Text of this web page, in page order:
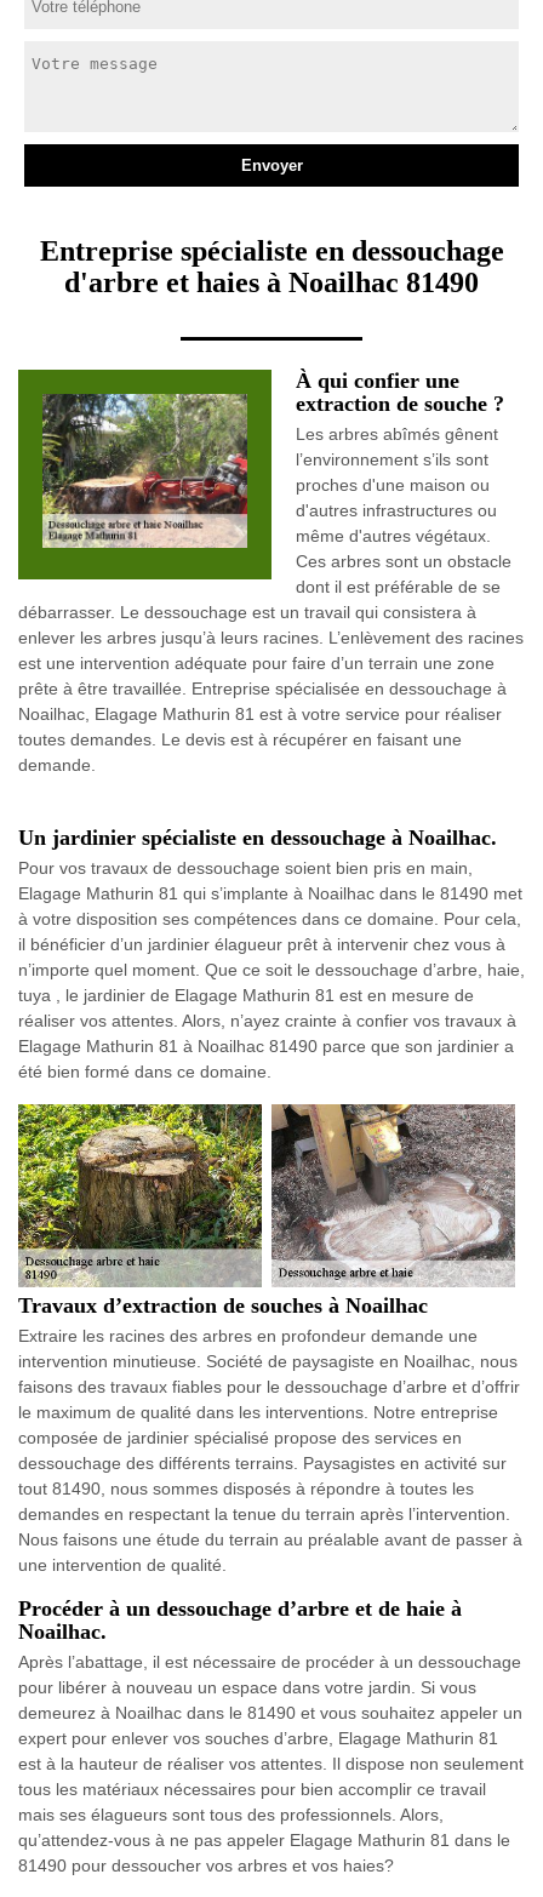
Entreprise spécialiste en dessouchage
d'arbre et haies à Noailhac 81490
À qui confier une
extraction de souche ?
Les arbres abîmés gênent
l’environnement s’ils sont
proches d'une maison ou
d'autres infrastructures ou
même d'autres végétaux.
Ces arbres sont un obstacle
dont il est préférable de se
débarrasser. Le dessouchage est un travail qui consistera à
enlever les arbres jusqu’à leurs racines. L’enlèvement des racines
est une intervention adéquate pour faire d’un terrain une zone
prête à être travaillée. Entreprise spécialisée en dessouchage à
Noailhac, Elagage Mathurin 81 est à votre service pour réaliser
toutes demandes. Le devis est à récupérer en faisant une
demande.
Un jardinier spécialiste en dessouchage à Noailhac.
Pour vos travaux de dessouchage soient bien pris en main,
Elagage Mathurin 81 qui s’implante à Noailhac dans le 81490 met
à votre disposition ses compétences dans ce domaine. Pour cela,
il bénéficier d’un jardinier élagueur prêt à intervenir chez vous à
n’importe quel moment. Que ce soit le dessouchage d’arbre, haie,
tuya , le jardinier de Elagage Mathurin 81 est en mesure de
réaliser vos attentes. Alors, n’ayez crainte à confier vos travaux à
Elagage Mathurin 81 à Noailhac 81490 parce que son jardinier a
été bien formé dans ce domaine.
Travaux d’extraction de souches à Noailhac
Extraire les racines des arbres en profondeur demande une
intervention minutieuse. Société de paysagiste en Noailhac, nous
faisons des travaux fiables pour le dessouchage d’arbre et d’offrir
le maximum de qualité dans les interventions. Notre entreprise
composée de jardinier spécialisé propose des services en
dessouchage des différents terrains. Paysagistes en activité sur
tout 81490, nous sommes disposés à répondre à toutes les
demandes en respectant la tenue du terrain après l’intervention.
Nous faisons une étude du terrain au préalable avant de passer à
une intervention de qualité.
Procéder à un dessouchage d’arbre et de haie à
Noailhac.
Après l’abattage, il est nécessaire de procéder à un dessouchage
pour libérer à nouveau un espace dans votre jardin. Si vous
demeurez à Noailhac dans le 81490 et vous souhaitez appeler un
expert pour enlever vos souches d’arbre, Elagage Mathurin 81
est à la hauteur de réaliser vos attentes. Il dispose non seulement
tous les matériaux nécessaires pour bien accomplir ce travail
mais ses élagueurs sont tous des professionnels. Alors,
qu’attendez-vous à ne pas appeler Elagage Mathurin 81 dans le
81490 pour dessoucher vos arbres et vos haies?